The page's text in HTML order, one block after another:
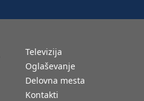
Televizija
Oglaševanje
Delovna mesta
Kontakti